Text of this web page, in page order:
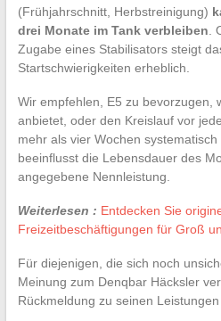
(Frühjahrschnitt, Herbstreinigung)
drei Monate im Tank verbleiben .
Zugabe eines Stabilisators steigt
Startschwierigkeiten erheblich.
Wir empfehlen, E5 zu bevorzugen,
anbietet, oder den Kreislauf vor
mehr als vier Wochen
beeinflusst die Lebensdauer des
angegebene Nennleistung.
Weiterlesen : Entdecken Sie
Freizeitbeschäftigungen für Groß
Für diejenigen, die sich noch
Meinung zum Denqbar Häcksler
Rückmeldung zu seinen